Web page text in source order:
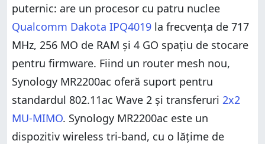
puternic: are un procesor cu patru nuclee
Qualcomm Dakota IPQ4019 la frecvența de 717
MHz, 256 MO de RAM și 4 GO spațiu de stocare
pentru firmware. Fiind un router mesh nou,
Synology MR2200ac oferă suport pentru
standardul 802.11ac Wave 2 și transferuri 2x2
MU-MIMO. Synology MR2200ac este un
dispozitiv wireless tri-band, cu o lățime de